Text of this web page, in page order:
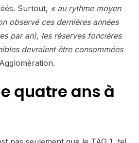
Surtout, « au rythme moyen
observé ces dernières années
par an), les réserves foncières
devraient être consommées
quatre ans à